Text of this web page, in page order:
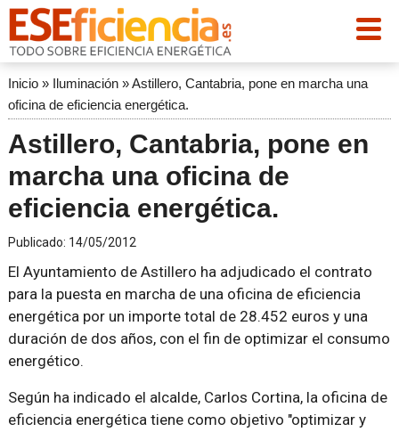
Inicio» Iluminación»Astillero, Cantabria, pone en marcha una
oficina de eficiencia energética.
Astillero, Cantabria, pone en
marcha una oficina de
eficiencia energética.
Publicado: 14/05/2012
El Ayuntamiento de Astillero ha adjudicado el contrato
para la puesta en marcha de una oficina de eficiencia
energética por un importe total de 28.452 euros y una
duración de dos años, con el fin de optimizar el consumo
energético.
Según ha indicado el alcalde, Carlos Cortina, la oficina de
eficiencia energética tiene como objetivo "optimizar y